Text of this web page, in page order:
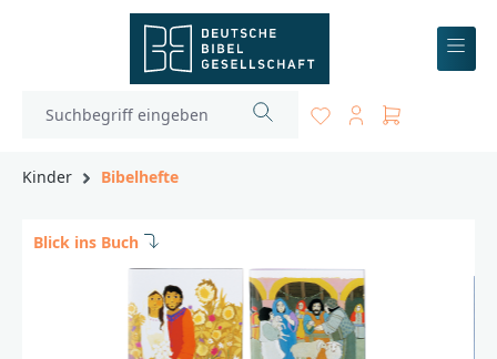
Kinder Bibelhefte
Blick ins Buch